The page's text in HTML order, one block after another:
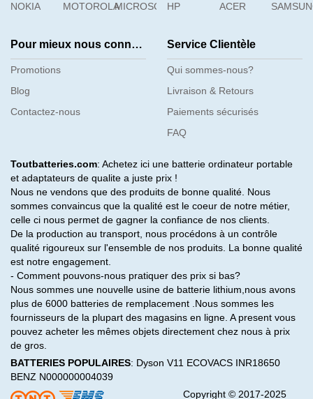
NOKIA
MOTOROLAMICROSOFTHP
ACER
Pour mieux nous connaître
Promotions
Blog
Contactez-nous
Service Clientèle
Qui sommes-nous?
Livraison & Retours
Paiements sécurisés
FAQ
Toutbatteries.com: Achetez ici une batterie ordinateur portable
et adaptateurs de qualite a juste prix !
Nous ne vendons que des produits de bonne qualité. Nous
sommes convaincus que la qualité est le coeur de notre métier,
celle ci nous permet de gagner la confiance de nos clients.
De la production au transport, nous procédons à un contrôle
qualité rigoureux sur l'ensemble de nos produits. La bonne qualité
est notre engagement.
- Comment pouvons-nous pratiquer des prix si bas?
Nous sommes une nouvelle usine de batterie lithium,nous avons
plus de 6000 batteries de remplacement .Nous sommes les
fournisseurs de la plupart des magasins en ligne. A present vous
pouvez acheter les mêmes objets directement chez nous à prix
de gros.
BATTERIES POPULAIRES: Dyson V11 ECOVACS INR18650
BENZ N000000004039
Copyright © 2017-2025